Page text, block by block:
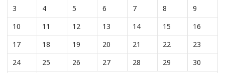
3
4 5 6 7 8
9
10
11 12 13 14 15
16
17
18 19 20 21 22
23
24
25 26 27 28 29
30